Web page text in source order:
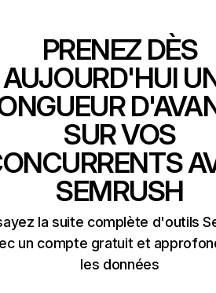
PRENEZ DÈS
AUJOURD'HUI
SUR VOS
SEMRUSH
la suite complète d'outils
un compte gratuit et
les données